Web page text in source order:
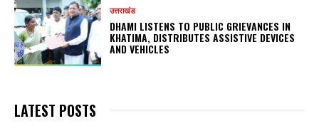
उत्तराखंड
DHAMI LISTENS TO PUBLIC GRIEVANCES IN
KHATIMA, DISTRIBUTES ASSISTIVE DEVICES
AND VEHICLES
LATEST POSTS